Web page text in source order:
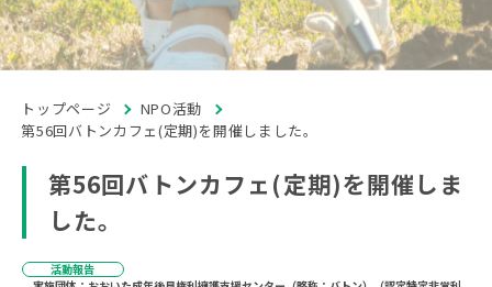
トップページ
NPO活動
第56回バトンカフェ(定期)を開催しました。
第56回バトンカフェ(定期)を開催しま
した。
活動報告